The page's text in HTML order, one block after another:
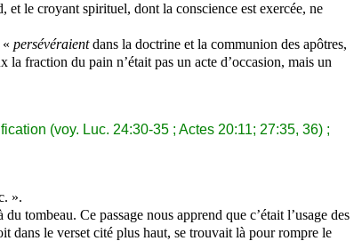
et le croyant spirituel, dont la conscience est exercée, ne
persévéraientdans la doctrine et la communion des apôtres,
fraction du pain n’était pas un acte d’occasion, mais un
(voy. Luc. 24:30-35 ; Actes 20:11; 27:35, 36) ;
».
tombeau. Ce passage nous apprend que c’était l’usage des
dans le verset cité plus haut, se trouvait là pour rompre le